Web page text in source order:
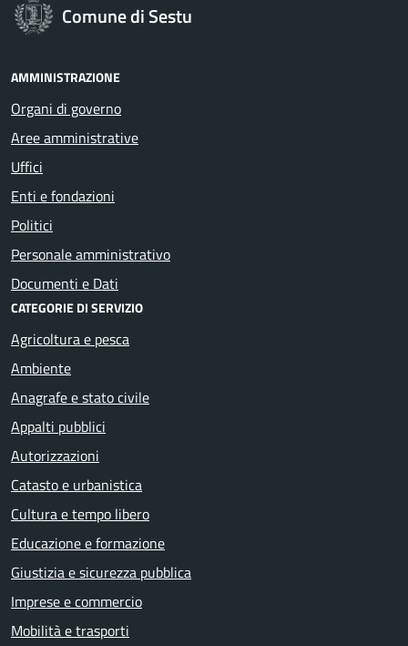
Comune di Sestu
AMMINISTRAZIONE
Organi di governo
Aree amministrative
Uffici
Enti e fondazioni
Politici
Personale amministrativo
Documenti e Dati
CATEGORIE DI SERVIZIO
Agricoltura e pesca
Ambiente
Anagrafe e stato civile
Appalti pubblici
Autorizzazioni
Catasto e urbanistica
Cultura e tempo libero
Educazione e formazione
Giustizia e sicurezza pubblica
Imprese e commercio
Mobilità e trasporti